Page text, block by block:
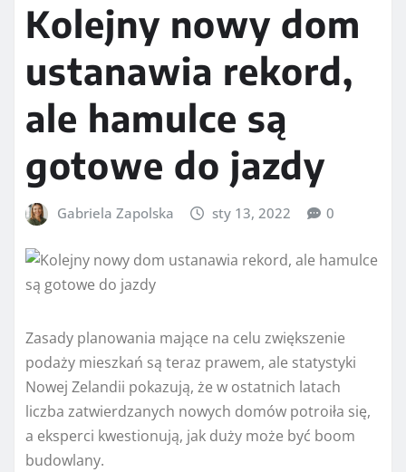
Kolejny nowy dom
ustanawia rekord,
ale hamulce są
gotowe do jazdy
Gabriela Zapolska sty 13, 2022 0
Zasady planowania mające na celu zwiększenie
podaży mieszkań są teraz prawem, ale statystyki
Nowej Zelandii pokazują, że w ostatnich latach
liczba zatwierdzanych nowych domów potroiła się,
a eksperci kwestionują, jak duży może być boom
budowlany.